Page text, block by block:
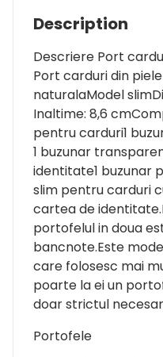
Description
Descriere Port
Port carduri din
naturalaModel
Inaltime: 8,6
pentru carduri1
1 buzunar
identitate1 buzunar
slim pentru carduri
cartea de
portofelul in doua
bancnote.Este
care folosesc mai
poarte la ei un
doar strictul
Portofele